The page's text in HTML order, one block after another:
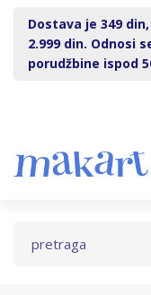
Dostava je 349
2.999 din. Odnosi
porudžbine ispod